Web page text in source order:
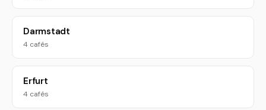
Darmstadt
4 cafés
Erfurt
4 cafés